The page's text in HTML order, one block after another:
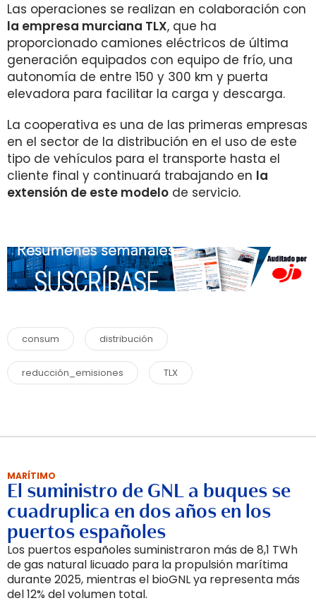
Las operaciones se realizan en colaboración con
la empresa murciana TLX, que ha
proporcionado camiones eléctricos de última
generación equipados con equipo de frío, una
autonomía de entre 150 y 300 km y puerta
elevadora para facilitar la carga y descarga.
La cooperativa es una de las primeras empresas
en el sector de la distribución en el uso de este
tipo de vehículos para el transporte hasta el
cliente final y continuará trabajando en la
extensión de este modelo de servicio.
consum distribución
reducción_emisiones TLX
MARÍTIMO
El suministro de GNL a buques se
cuadruplica en dos años en los
puertos españoles
Los puertos españoles suministraron más de 8,1 TWh
de gas natural licuado para la propulsión marítima
durante 2025, mientras el bioGNL ya representa más
del 12% del volumen total.